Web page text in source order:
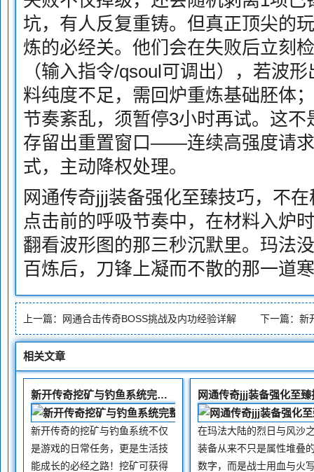
坑，有人反复重铸。但真正顶尖的
炼的必经关。他们会在失败后立刻
（输入指令/qsoul可调出），若波
料纯度不足，需回炉重炼基础胚体
节奏紊乱，须暂停3小时再试。这
存留出重置窗口——连续高强度请
式，主动降权处理。
网通传奇jjj装备强化至臻技巧，不
点击前的呼吸节奏中，在材料入炉
翻看波形图的那三秒沉默里。玛法
百炼后，刀锋上凝而不散的那一道
上一篇： 网通合击传奇BOSS挑战及内功经验详解 下一篇： 新
相关文章
新开传奇挖矿与钓鱼系统完整攻略
新开传奇的挖矿与钓鱼系统不仅
是游戏的日常任务，更是生活技
能成长的必经之路！挖矿可获得
网通传奇jjj装备强化至臻
在玛法大陆的烈日与风沙
装备从来不只是属性堆叠
数字，而是战士用血与火